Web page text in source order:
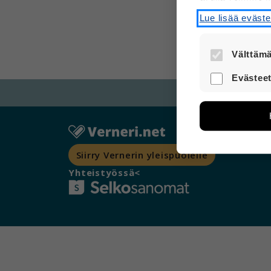
Siirry Vernerin yleispuolelle
Yhteistyössä<
Lue lisää
Nämä
turvallisesti.
avulla
Tietoa
sivuilla
Voit valita,